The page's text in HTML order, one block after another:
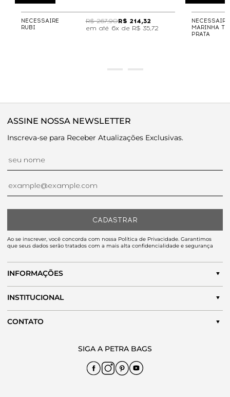
NECESSAIRE
RUBI
R$ 267,90R$ 214,32
6x de R$ 35,72
MARINHA
PRATA
ASSINE NOSSA NEWSLETTER
Inscreva-se para Receber Atualizações Exclusivas.
CADASTRAR
Ao se inscrever, você concorda com nossa Política de Privacidade. Garantimos
que seus dados serão tratados com a mais alta confidencialidade e segurança
INFORMAÇÕES
INSTITUCIONAL
CONTATO